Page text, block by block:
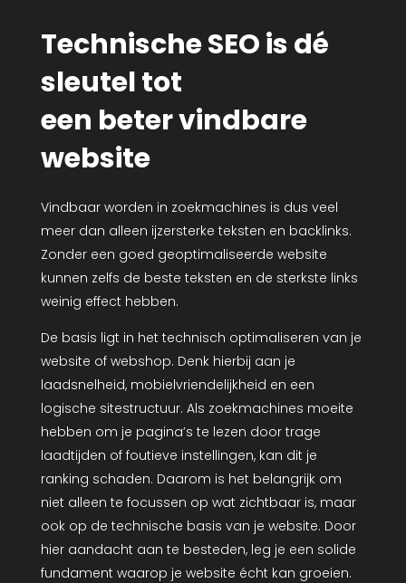
Technische SEO is dé
sleutel tot
een beter vindbare
website
Vindbaar worden in zoekmachines is dus veel
meer dan alleen ijzersterke teksten en backlinks.
Zonder een goed geoptimaliseerde website
kunnen zelfs de beste teksten en de sterkste links
weinig effect hebben.
De basis ligt in het technisch optimaliseren van je
website of webshop. Denk hierbij aan je
laadsnelheid, mobielvriendelijkheid en een
logische sitestructuur. Als zoekmachines moeite
hebben om je pagina’s te lezen door trage
laadtijden of foutieve instellingen, kan dit je
ranking schaden. Daarom is het belangrijk om
niet alleen te focussen op wat zichtbaar is, maar
ook op de technische basis van je website. Door
hier aandacht aan te besteden, leg je een solide
fundament waarop je website écht kan groeien.